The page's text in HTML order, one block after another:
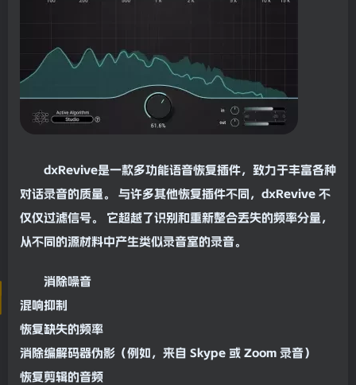
dxRevive是一款多功能语音恢复插件，致力于丰富各种
对话录音的质量。 与许多其他恢复插件不同，dxRevive 不
仅仅过滤信号。 它超越了识别和重新整合丢失的
消除噪音
混响抑制
恢复缺失的频率
消除编解码器伪影（例如，来自 Skype 或 Zoom 录音）